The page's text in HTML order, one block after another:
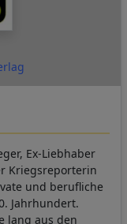
Ex-Liebhaber
Kriegsreporterin
und berufliche
Jahrhundert.
lang aus den